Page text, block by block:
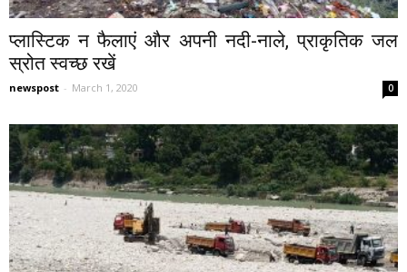
प्लास्टिक न फैलाएं और अपनी नदी-नाले, प्राकृतिक जल
स्रोत स्वच्छ रखें
newspost - March 1, 2020 0